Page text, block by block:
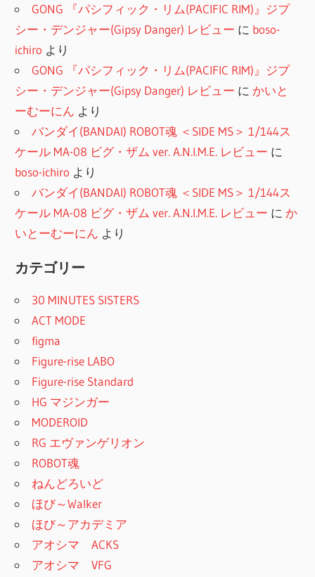
GONG 『パシフィック・リム(PACIFIC RIM)』ジプ
シー・デンジャー(Gipsy Danger) レビュー に boso-
ichiro より
GONG 『パシフィック・リム(PACIFIC RIM)』ジプ
シー・デンジャー(Gipsy Danger) レビュー に かいと
ーむーにん より
バンダイ(BANDAI) ROBOT魂 ＜SIDE MS＞ 1/144ス
ケール MA-08 ビグ・ザム ver. A.N.I.M.E. レビュー に
boso-ichiro より
バンダイ(BANDAI) ROBOT魂 ＜SIDE MS＞ 1/144ス
ケール MA-08 ビグ・ザム ver. A.N.I.M.E. レビュー に か
いとーむーにん より
カテゴリー
30 MINUTES SISTERS
ACT MODE
figma
Figure-rise LABO
Figure-rise Standard
HG マジンガー
MODEROID
RG エヴァンゲリオン
ROBOT魂
ねんどろいど
ほび～Walker
ほび～アカデミア
アオシマ ACKS
アオシマ VFG